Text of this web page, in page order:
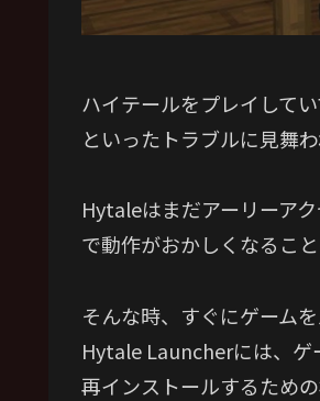
ハイテールをプレイして
といったトラブルに見舞
Hytaleはまだアーリーア
で動作がおかしくなること
そんな時、すぐにゲーム
Hytale Launcherには、ゲ
再インストールするため